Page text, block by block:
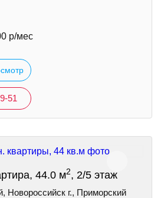
р/мес
51
44.0 м2, 2/5 этаж
Новороссийск г., Приморский